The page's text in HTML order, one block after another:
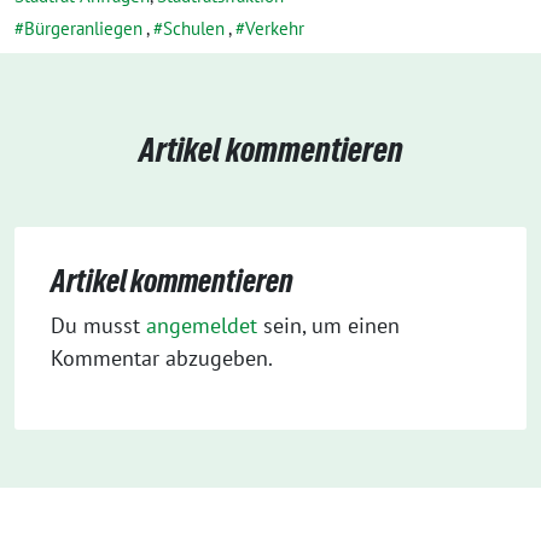
Bürgeranliegen, Schulen, Verkehr
Artikel kommentieren
Artikel kommentieren
Du musst angemeldet sein, um einen
Kommentar abzugeben.